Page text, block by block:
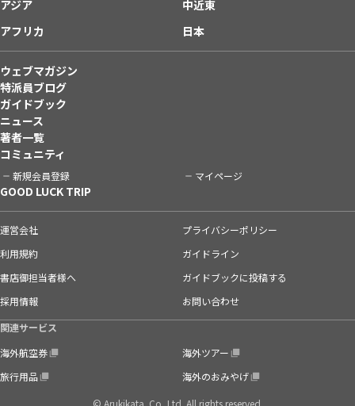
アジア
中近東
アフリカ
日本
ウェブマガジン
特派員ブログ
ガイドブック
ニュース
著者一覧
コミュニティ
新規会員登録 マイページ
GOOD LUCK TRIP
運営会社
プライバシーポリシー
利用規約
ガイドライン
書店御担当者様へ
ガイドブックに投稿する
採用情報
お問い合わせ
関連サービス
海外航空券
海外ツアー
旅行用品
海外のおみやげ
© Arukikata. Co.,Ltd. All rights reserved.